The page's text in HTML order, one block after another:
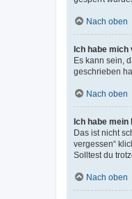
Nach oben
Ich habe mich
Es kann sein,
geschrieben
Nach oben
Ich habe
Das ist nicht
vergessen“
Solltest du
Nach oben